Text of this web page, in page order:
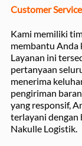
Customer
Kami memiliki
membantu Anda
Layanan ini
pertanyaan
menerima
pengiriman
yang responsif,
terlayani dengan
Nakulle Logistik.